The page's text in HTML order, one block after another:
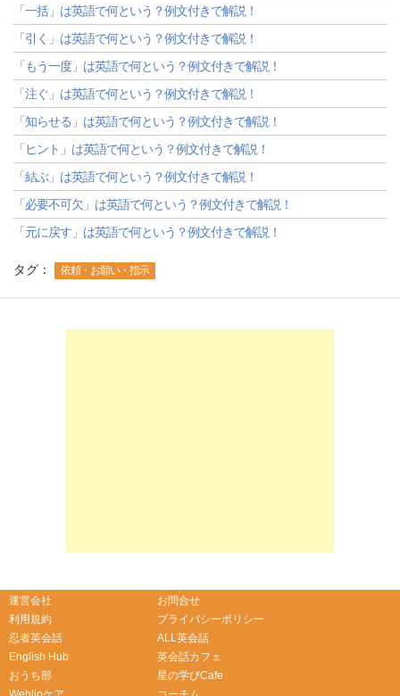
「一括」は英語で何という？例文付きで解説！
「引く」は英語で何という？例文付きで解説！
「もう一度」は英語で何という？例文付きで解説！
「注ぐ」は英語で何という？例文付きで解説！
「知らせる」は英語で何という？例文付きで解説！
「ヒント」は英語で何という？例文付きで解説！
「結ぶ」は英語で何という？例文付きで解説！
「必要不可欠」は英語で何という？例文付きで解説！
「元に戻す」は英語で何という？例文付きで解説！
タグ： 依頼・お願い・指示
運営会社
お問合せ
利用規約
プライバシーポリシー
忍者英会話
ALL英会話
English Hub
英会話カフェ
おうち部
星の学びCafe